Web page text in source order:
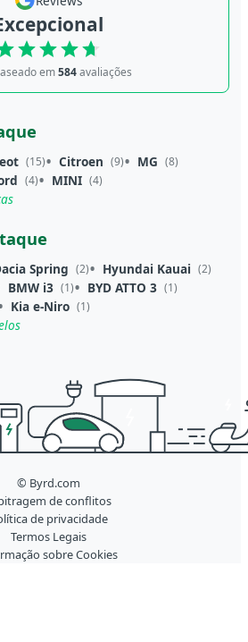
em584avaliações
(15) Citroen (9) MG (8)
(4) MINI (4)
Spring (2) Hyundai Kauai (2)
BMW i3 (1) BYD ATTO 3 (1)
Kia e-Niro (1)
© Byrd.com
de conflitos
de privacidade
Termos Legais
sobre Cookies